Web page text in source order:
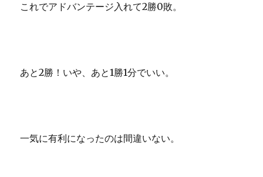
これでアドバンテージ入れて2勝0敗。
あと2勝！いや、あと1勝1分でいい。
一気に有利になったのは間違いない。